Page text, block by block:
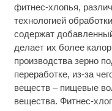
фитнес-хлопья,
технологией
содержат
делает их более
производства зерно
переработке, из-за
веществ – пищевые
вещества. Фитнес-